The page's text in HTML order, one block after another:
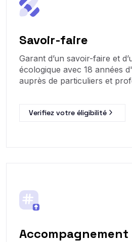
Savoir-faire
Garant d’un savoir-faire et
écologique avec 18 années
auprès de particuliers et
Verifiez votre éligibilité
Accompagnement